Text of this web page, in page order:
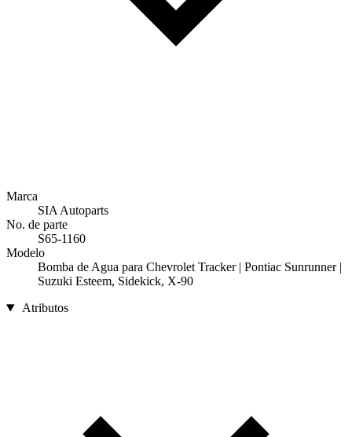
Marca
SIA Autoparts
No. de parte
S65-1160
Modelo
Bomba de Agua para Chevrolet Tracker | Pontiac Sunrunner |
Suzuki Esteem, Sidekick, X-90
Atributos